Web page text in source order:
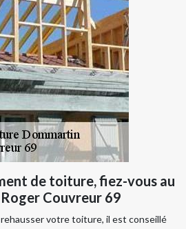
de toiture, fiez-vous au
Couvreur 69
rehausser votre toiture, il est conseillé